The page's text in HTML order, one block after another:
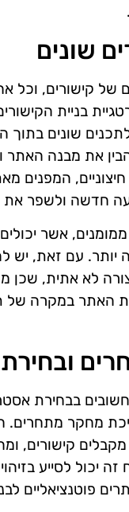
שונים
של קישורים, וכל
בניית
שונים בתוך
את מבנה האתר
המפנים
חדשה ולשפר את
אשר
יותר. עם זאת, יש
לא אתית, שכן
האתר במקרה של
בבחירת
מחקר מתחרים.
קישורים,
יכול לסייע
פוטנציאליים